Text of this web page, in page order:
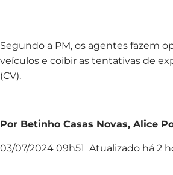
Segundo a PM, os agentes fazem
veículos e coibir as tentativas de
(CV).
Por Betinho Casas Novas, Alice
03/07/2024 09h51 Atualizado há 2